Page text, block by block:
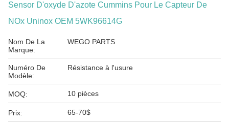
Sensor D'oxyde D'azote Cummins Pour Le Capteur De
NOx Uninox OEM 5WK96614G
Nom De La
Marque:
WEGO PARTS
Numéro De
Modèle:
Résistance à l'usure
MOQ: 10 pièces
Prix: 65-70$